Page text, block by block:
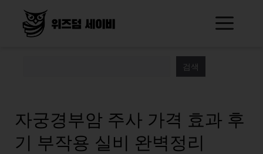
검색
자궁경부암 주사 가격 효과 후
기 부작용 실비 완벽정리